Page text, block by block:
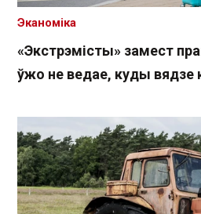
«Экстрэмісты» замест
ўжо не ведае, куды вядзе
Эканоміка